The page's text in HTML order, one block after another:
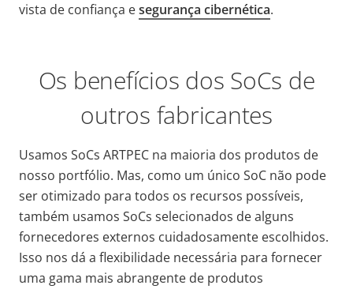
vista de confiança esegurança cibernética.
Os benefícios dos SoCs de
outros fabricantes
Usamos SoCs ARTPEC na maioria dos produtos de
nosso portfólio. Mas, como um único SoC não pode
ser otimizado para todos os recursos possíveis,
também usamos SoCs selecionados de alguns
fornecedores externos cuidadosamente escolhidos.
Isso nos dá a flexibilidade necessária para fornecer
uma gama mais abrangente de produtos